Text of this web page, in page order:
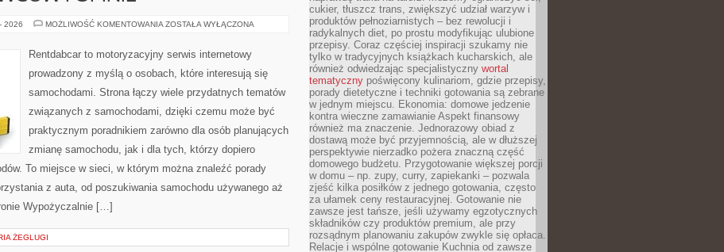
2026 MOŻLIWOŚĆ KOMENTOWANIA HISTORIE
OPINIE
ZOSTAŁA WYŁĄCZONA
Rentdabcar to motoryzacyjny serwis internetowy
prowadzony z myślą o osobach, które interesują się
samochodami. Strona łączy wiele przydatnych tematów
związanych z samochodami, dzięki czemu może być
praktycznym poradnikiem zarówno dla osób planujących
zmianę samochodu, jak i dla tych, którzy dopiero
To miejsce w sieci, w którym można znaleźć porady
z auta, od poszukiwania samochodu używanego aż
Wypożyczalnie […]
ŻEGLUGI
cukier, tłuszcz trans, zwiększyć udział warzyw i
produktów pełnoziarnistych – bez rewolucji i
radykalnych diet, po prostu modyfikując ulubione
przepisy. Coraz częściej inspiracji szukamy nie
tylko w tradycyjnych książkach kucharskich, ale
również odwiedzając specjalistyczny wortal
tematyczny poświęcony kulinariom, gdzie przepisy,
porady dietetyczne i techniki gotowania są zebrane
w jednym miejscu. Ekonomia: domowe jedzenie
kontra wieczne zamawianie Aspekt finansowy
również ma znaczenie. Jednorazowy obiad z
dostawą może być przyjemnością, ale w dłuższej
perspektywie nierzadko pożera znaczną część
domowego budżetu. Przygotowanie większej porcji
w domu – np. zupy, curry, zapiekanki – pozwala
zjeść kilka posiłków z jednego gotowania, często
za ułamek ceny restauracyjnej. Gotowanie nie
zawsze jest tańsze, jeśli używamy egzotycznych
składników czy produktów premium, ale przy
rozsądnym planowaniu zakupów zwykle się opłaca.
Relacje i wspólne gotowanie Kuchnia od zawsze